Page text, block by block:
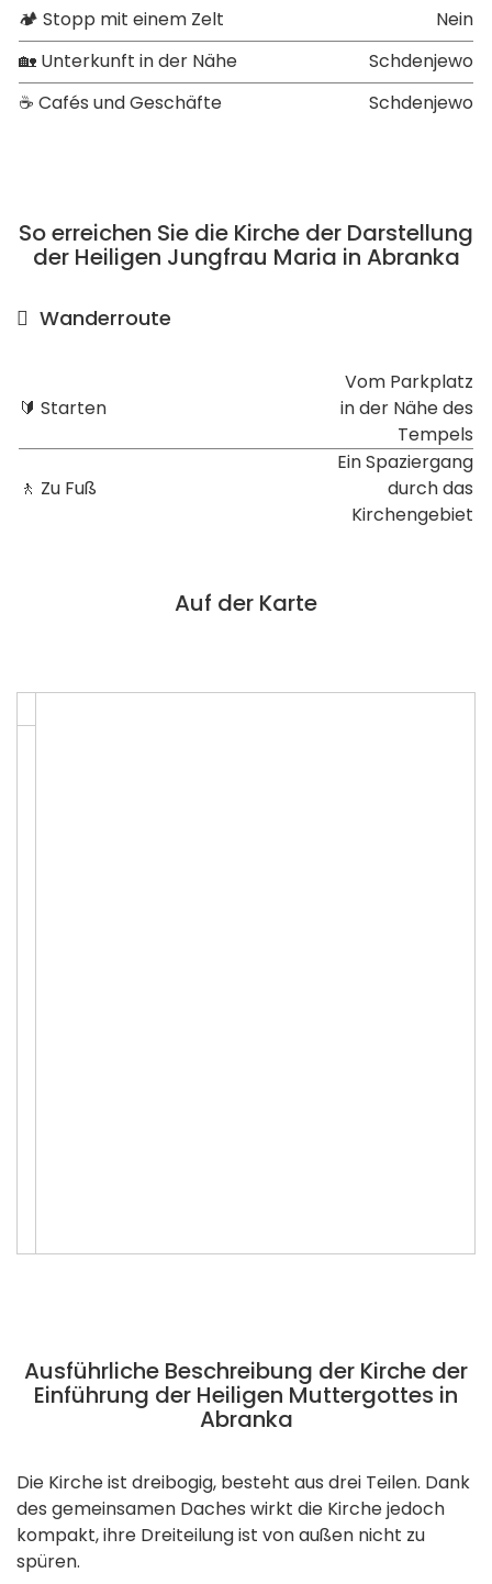
🏕 Stopp mit einem Zelt
Nein
🏡 Unterkunft in der Nähe
Schdenjewo
☕ Cafés und Geschäfte
Schdenjewo
So erreichen Sie die Kirche der Darstellung
der Heiligen Jungfrau Maria in Abranka
Wanderroute
🔰 Starten
Vom Parkplatz
in der Nähe des
Tempels
🚶 Zu Fuß
Ein Spaziergang
durch das
Kirchengebiet
Auf der Karte
Ausführliche Beschreibung der Kirche der
Einführung der Heiligen Muttergottes in
Abranka
Die Kirche ist dreibogig, besteht aus drei Teilen. Dank
des gemeinsamen Daches wirkt die Kirche jedoch
kompakt, ihre Dreiteilung ist von außen nicht zu
spüren.